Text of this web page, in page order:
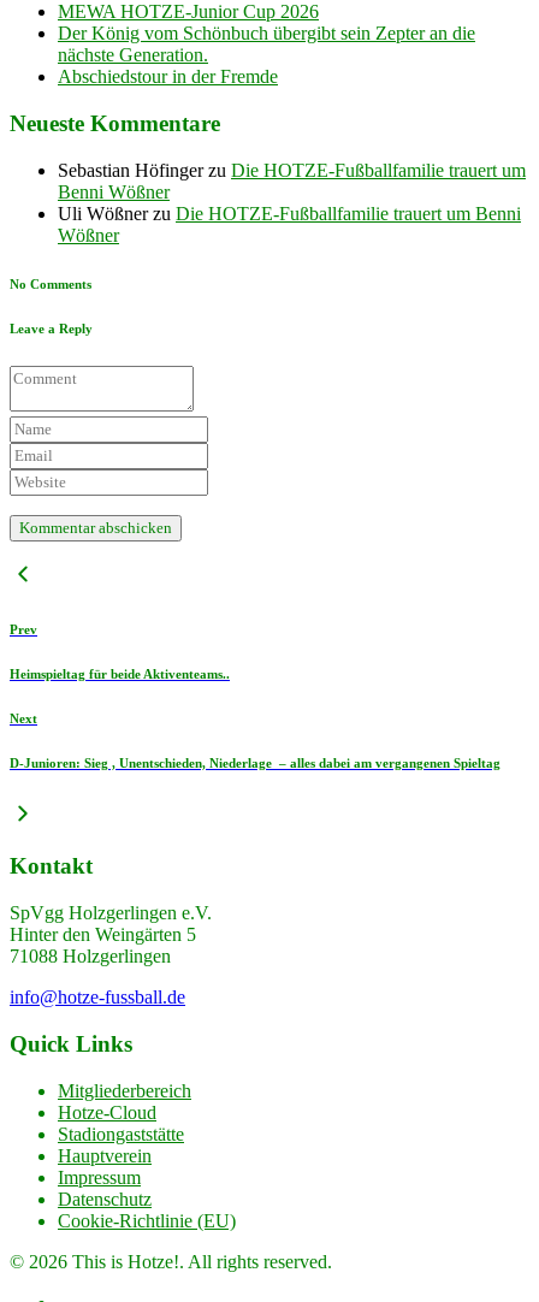
MEWA HOTZE-Junior Cup 2026
Der König vom Schönbuch übergibt sein Zepter an die
nächste Generation.
Abschiedstour in der Fremde
Neueste Kommentare
Sebastian Höfingerzu Die HOTZE-Fußballfamilie trauert um
Benni Wößner
Uli Wößnerzu Die HOTZE-Fußballfamilie trauert um Benni
Wößner
No Comments
Leave a Reply
Prev
Heimspieltag für beide Aktiventeams..
Next
D-Junioren: Sieg , Unentschieden, Niederlage – alles dabei am vergangenen Spieltag
Kontakt
SpVgg Holzgerlingen e.V.
Hinter den Weingärten 5
71088 Holzgerlingen
info@hotze-fussball.de
Quick Links
Mitgliederbereich
Hotze-Cloud
Stadiongaststätte
Hauptverein
Impressum
Datenschutz
Cookie-Richtlinie (EU)
© 2026 This is Hotze!. All rights reserved.